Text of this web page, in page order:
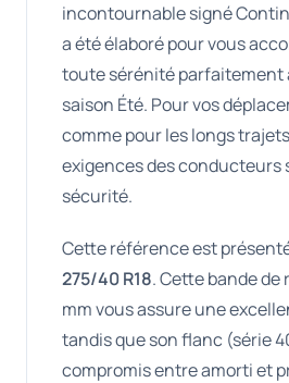
incontournable signé
a été élaboré pour vous
toute sérénité parfaitement
saison Été. Pour vos
comme pour les longs
exigences des conducteurs
sécurité.
Cette référence est
275/40 R18. Cette bande de
mm vous assure une
tandis que son flanc (série
compromis entre amorti et